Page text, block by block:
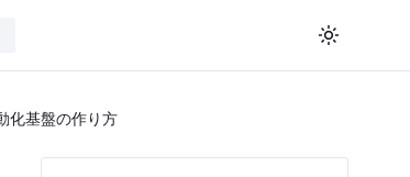
化基盤の作り方